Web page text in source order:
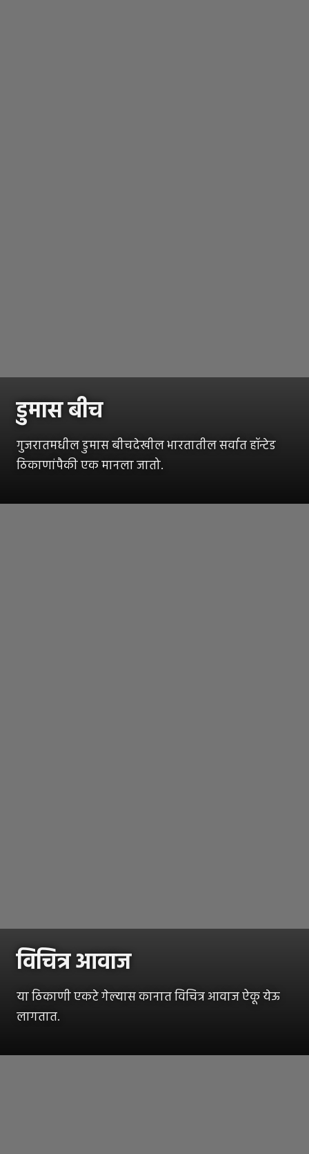
डुमास बीच
गुजरातमधील डुमास बीचदेखील भारतातील सर्वात हॉन्टेड
ठिकाणांपैकी एक मानला जातो.
विचित्र आवाज
या ठिकाणी एकटे गेल्यास कानात विचित्र आवाज ऐकू येऊ
लागतात.